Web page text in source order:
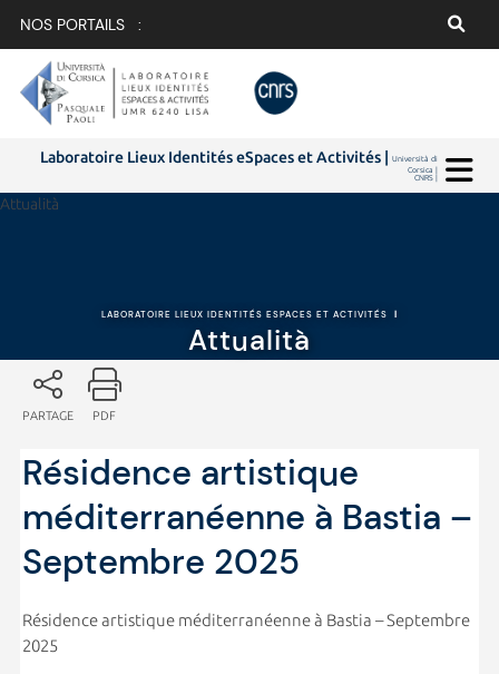
NOS PORTAILS :
Laboratoire Lieux Identités eSpaces et Activités |Università di
Corsica |
CNRS |
Attualità
LABORATOIRE LIEUX IDENTITÉS ESPACES ET ACTIVITÉS |
Attualità
PARTAGE PDF
Résidence artistique
méditerranéenne à Bastia –
Septembre 2025
Résidence artistique méditerranéenne à Bastia – Septembre
2025